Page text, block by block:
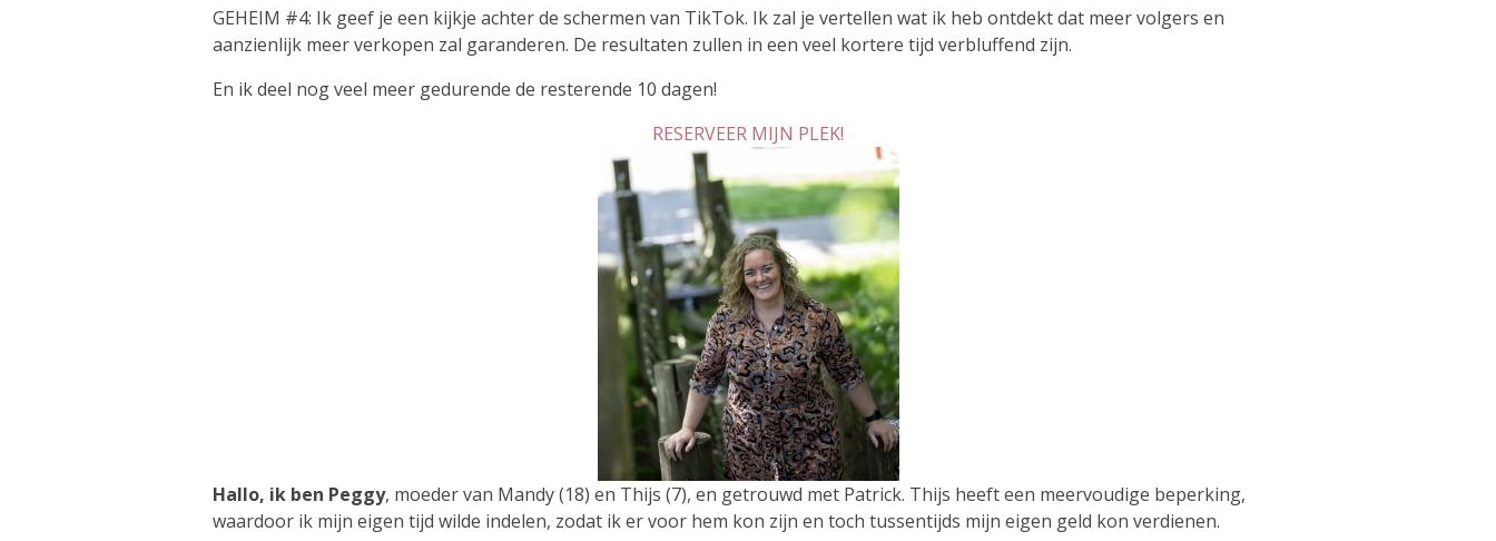
GEHEIM #4: Ik geef je een kijkje achter de schermen van TikTok. Ik zal je vertellen wat ik heb ontdekt dat meer volgers en
aanzienlijk meer verkopen zal garanderen. De resultaten zullen in een veel kortere tijd verbluffend zijn.
En ik deel nog veel meer gedurende de resterende 10 dagen!
RESERVEER MIJN PLEK!
Hallo, ik ben Peggy, moeder van Mandy (18) en Thijs (7), en getrouwd met Patrick. Thijs heeft een meervoudige beperking,
waardoor ik mijn eigen tijd wilde indelen, zodat ik er voor hem kon zijn en toch tussentijds mijn eigen geld kon verdienen.